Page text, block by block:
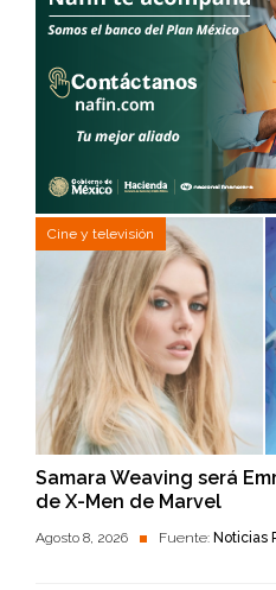
Cine y televisión
Samara Weaving será
de X-Men de Marvel
Agosto 8, 2026 Fuente: Noticias